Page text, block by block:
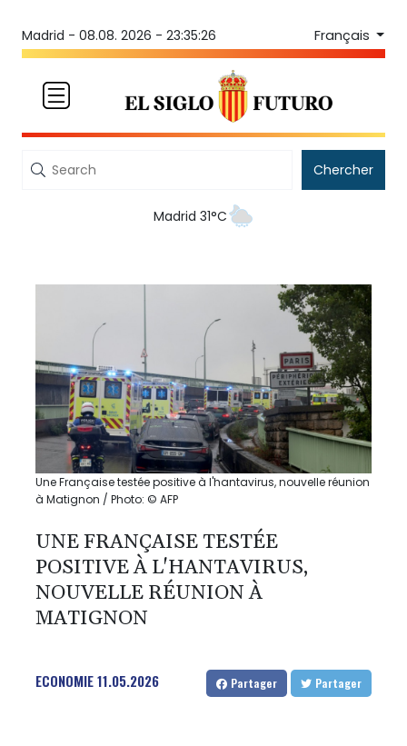
Madrid - 08.08. 2026 - 23:35:26 Français
Chercher
Madrid 31°C
Une Française testée positive à l'hantavirus, nouvelle réunion
à Matignon / Photo: © AFP
UNE FRANÇAISE TESTÉE
POSITIVE À L'HANTAVIRUS,
NOUVELLE RÉUNION À
MATIGNON
ECONOMIE11.05.2026 Partager Partager